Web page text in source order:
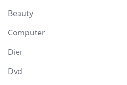
Beauty
Computer
Dier
Dvd